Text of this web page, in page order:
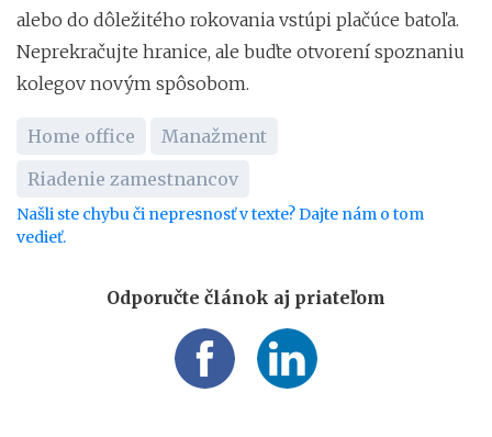
alebo do dôležitého rokovania vstúpi plačúce batoľa.
Neprekračujte hranice, ale buďte otvorení spoznaniu
kolegov novým spôsobom.
Home office
Manažment
Riadenie zamestnancov
Našli ste chybu či nepresnosť v texte? Dajte nám o tom
vedieť.
Odporučte článok aj priateľom